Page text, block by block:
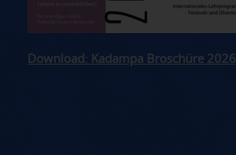
Download: Kadampa Broschüre 2026